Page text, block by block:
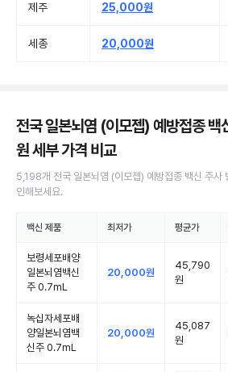
제주 25,000원
세종 20,000원
전국 일본뇌염 (이모젭) 예방접종 백
원세부 가격 비교
5,198개 전국 일본뇌염 (이모젭) 예방접종 백신 주사
인해보세요.
백신 제품 최저가 평균가
보령세포배양
일본뇌염백신
주 0.7mL
20,000원
45,790
원
녹십자세포배
양일본뇌염백
신주 0.7mL
20,000원
45,087
원